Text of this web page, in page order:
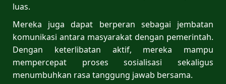
luas.
Mereka juga dapat berperan sebagai jembatan
komunikasi antara masyarakat dengan pemerintah.
Dengan keterlibatan aktif, mereka mampu
mempercepat proses sosialisasi sekaligus
menumbuhkan rasa tanggung jawab bersama.